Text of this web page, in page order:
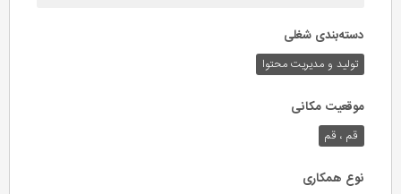
دسته‌بندی شغلی
تولید و مدیریت محتوا
موقعیت مکانی
قم ، قم
نوع همکاری